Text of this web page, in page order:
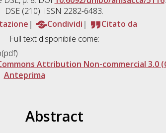
DSE (210). ISSN 2282-6483.
Condividi
Citato da
Full text disponibile come:
Attribution Non-commercial 3.0
Anteprima
Abstract